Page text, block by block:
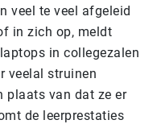
veel te veel afgeleid
in zich op, meldt
in collegezalen
veelal struinen
plaats van dat ze er
de leerprestaties